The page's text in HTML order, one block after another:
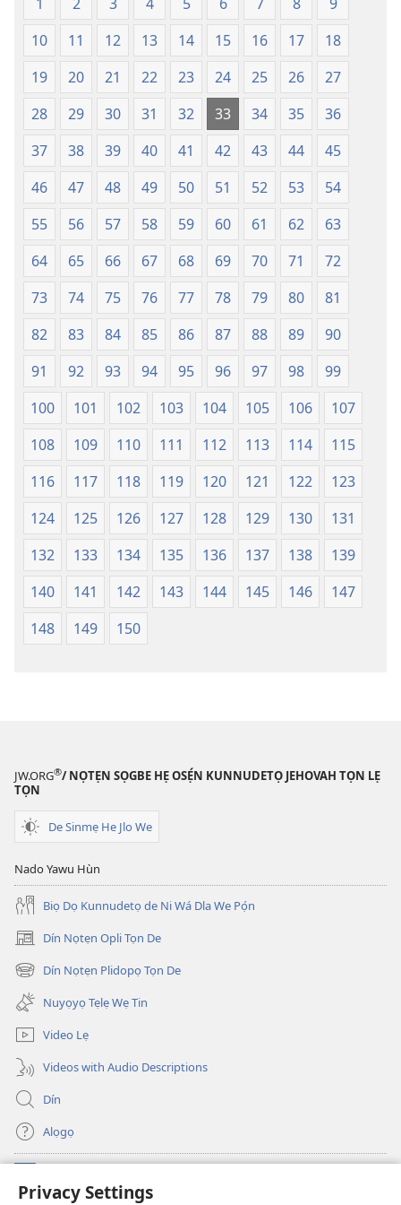
Privacy Settings
Aihọn
Yọyọ
Tọn
(Zinjẹgbonu
2015
Tọn)
Aihọn
Yọyọ
Tọn
(Zinjẹgbonu
2015
Tọn)
10
11 12 13 14 15 16 17
18
19
20 21 22 23 24 25 26
27
28
29 30 31 32 33 34 35
36
37
38 39 40 41 42 43 44
45
46
47 48 49 50 51 52 53
54
55
56 57 58 59 60 61 62
63
64
65 66 67 68 69 70 71
72
73
74 75 76 77 78 79 80
81
82
83 84 85 86 87 88 89
90
91
92 93 94 95 96 97 98
99
100
101 102 103 104 105 106
107
108
109 110 111 112 113 114
115
116
117 118 119 120 121 122
123
124
125 126 127 128 129 130
131
132
133 134 135 136 137 138
139
140
141 142 143 144 145 146
147
148
149 150
JW.ORG®/ NỌTẸN SỌGBE HẸ OSẸ́N KUNNUDETỌ JEHOVAH TỌN LẸ
TỌN
De Sinmẹ He Jlo We
Nado Yawu Hùn
Biọ Dọ Kunnudetọ de Ni Wá Dla We Pọ́n
Dín Nọtẹn Opli Tọn De
(opens
new
window)
Dín Nọtẹn Plidopọ Tọn De
(opens
new
window)
Nuyọyọ Tẹlẹ Wẹ Tin
Video Lẹ
Videos with Audio Descriptions
Dín
Alọgọ
(opens
new